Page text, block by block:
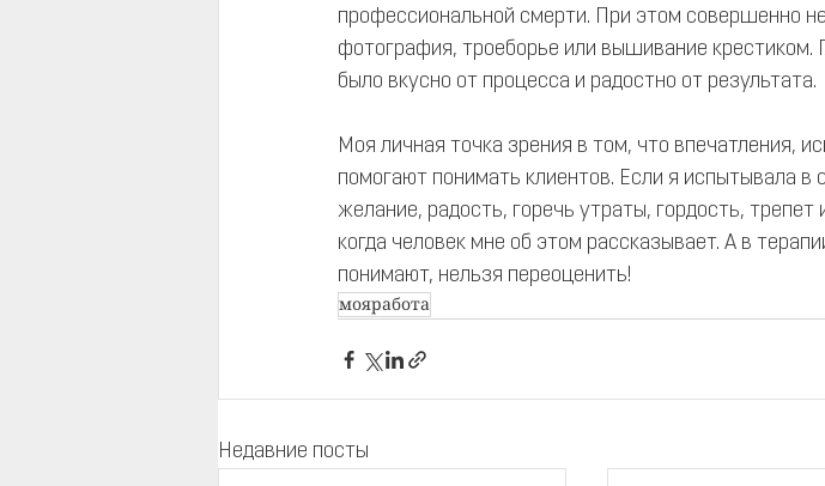
профессиональной смерти. При этом совершенно
фотография, троеборье или вышивание крестиком.
было вкусно от процесса и радостно от результата.
Моя личная точка зрения в том, что впечатления,
помогают понимать клиентов. Если я испытывала в
желание, радость, горечь утраты, гордость,
когда человек мне об этом рассказывает. А в
понимают, нельзя переоценить!
мояработа
Недавние посты